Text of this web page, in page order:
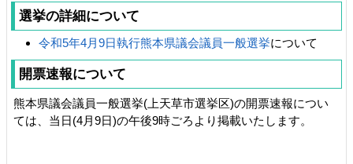
選挙の詳細について
令和5年4月9日執行熊本県議会議員一般選挙について
開票速報について
熊本県議会議員一般選挙(上天草市選挙区)の開票速報につい
ては、当日(4月9日)の午後9時ごろより掲載いたします。